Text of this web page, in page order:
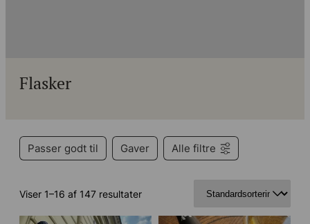
Flasker
Passer godt til Gaver Alle filtre
Viser 1–16 af 147 resultater